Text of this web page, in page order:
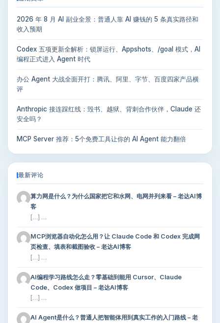
2026 年 8 月 AI 副业全景：普通人靠 AI 赚钱的 5 条真实路径和
收入预期
Codex 五项更新全解析：锁屏运行、Appshots、/goal 模式，AI
编程正式进入 Agent 时代
办公 Agent 大战全面开打：腾讯、阿里、字节、百度四家产品横
评
Anthropic 接连踩红线：毁书、越狱、背刺合作伙伴，Claude 还
安全吗？
MCP Server 推荐：5个免费工具让你的 AI Agent 能力翻倍
最新评论
算力网是什么？为什么国家把它和水网、电网并列来看 – 老达AI博
客
[…] …
MCP浏览器自动化怎么用？让 Claude Code 和 Codex 完成网
页检查、填表和截图验收 – 老达AI博客
[…] …
AI编程学习路线怎么走？零基础到能用 Cursor、Claude
Code、Codex 做项目 – 老达AI博客
[…] …
AI Agent是什么？普通人把智能体用到真实工作的入门路线 – 老